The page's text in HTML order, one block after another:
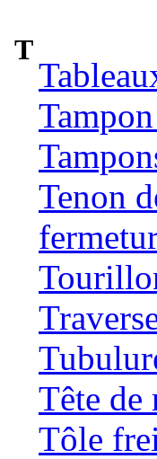
T
Tenon
Tête de
Tôle